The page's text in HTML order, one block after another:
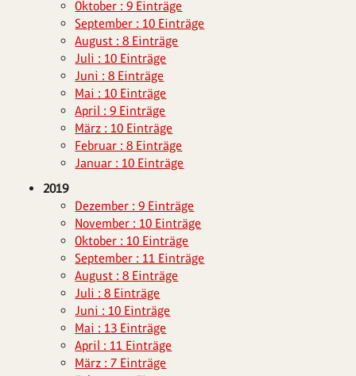
Oktober : 9 Einträge
September : 10 Einträge
August : 8 Einträge
Juli : 10 Einträge
Juni : 8 Einträge
Mai : 10 Einträge
April : 9 Einträge
März : 10 Einträge
Februar : 8 Einträge
Januar : 10 Einträge
2019
Dezember : 9 Einträge
November : 10 Einträge
Oktober : 10 Einträge
September : 11 Einträge
August : 8 Einträge
Juli : 8 Einträge
Juni : 10 Einträge
Mai : 13 Einträge
April : 11 Einträge
März : 7 Einträge